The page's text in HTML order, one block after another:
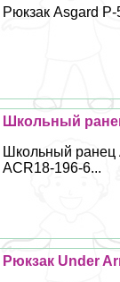
Рюкзак Asgard
Школьный
Школьный ранец
ACR18-196-6...
Рюкзак Under